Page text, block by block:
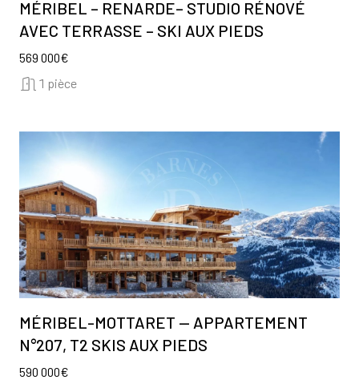
MÉRIBEL – RENARDE– STUDIO RÉNOVÉ
AVEC TERRASSE – SKI AUX PIEDS
569 000€
1 pièce
MÉRIBEL-MOTTARET — APPARTEMENT
N°207, T2 SKIS AUX PIEDS
590 000€